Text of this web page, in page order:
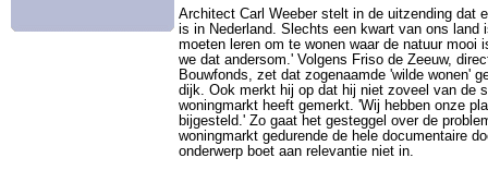
Architect Carl Weeber stelt in de uitzending dat
is in Nederland. Slechts een kwart van ons land
moeten leren om te wonen waar de natuur mooi
we dat andersom.' Volgens Friso de Zeeuw,
Bouwfonds, zet dat zogenaamde 'wilde wonen'
dijk. Ook merkt hij op dat hij niet zoveel van de
woningmarkt heeft gemerkt. 'Wij hebben onze
bijgesteld.' Zo gaat het gesteggel over de
woningmarkt gedurende de hele documentaire
onderwerp boet aan relevantie niet in.